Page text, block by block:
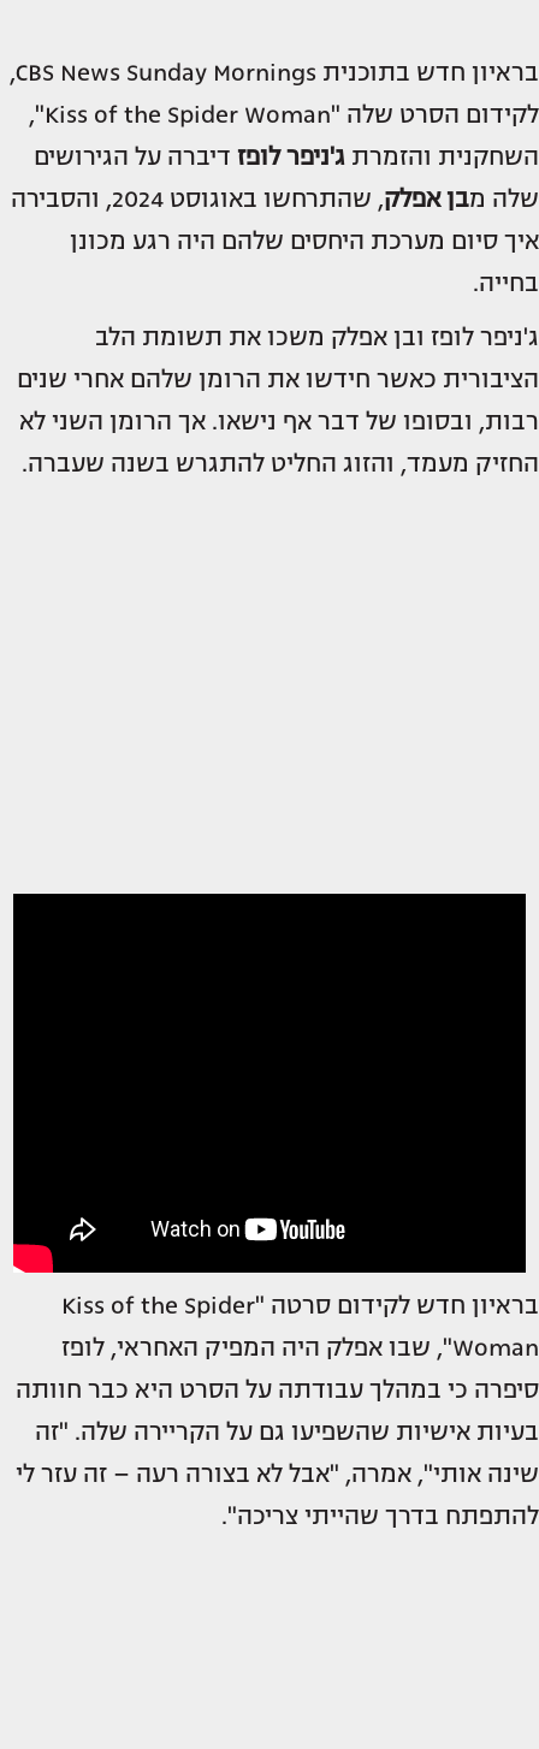
בראיון חדש בתוכנית CBS News Sunday Mornings,
לקידום הסרט שלה "Kiss of the Spider Woman",
השחקנית והזמרת ג'ניפר לופז דיברה על הגירושים
שלה מבן אפלק
, שהתרחשו באוגוסט 2024, והסבירה
איך סיום מערכת היחסים שלהם היה רגע מכונן
בחייה.
ג'ניפר לופז ובן אפלק משכו את תשומת הלב
הציבורית כאשר חידשו את הרומן שלהם אחרי שנים
רבות, ובסופו של דבר אף נישאו. אך הרומן השני לא
החזיק מעמד, והזוג החליט להתגרש בשנה שעברה.
בראיון חדש לקידום סרטה "Kiss of the Spider
Woman", שבו אפלק היה המפיק האחראי, לופז
סיפרה כי במהלך עבודתה על הסרט היא כבר חוותה
בעיות אישיות שהשפיעו גם על הקריירה שלה. "זה
שינה אותי", אמרה, "אבל לא בצורה רעה – זה עזר לי
להתפתח בדרך שהייתי צריכה".